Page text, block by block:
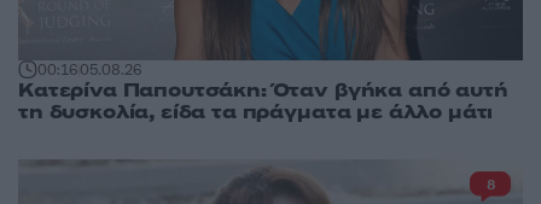
00:1605.08.26
Κατερίνα Παπουτσάκη: Όταν βγήκα από αυτή
τη δυσκολία, είδα τα πράγματα με άλλο μάτι
8